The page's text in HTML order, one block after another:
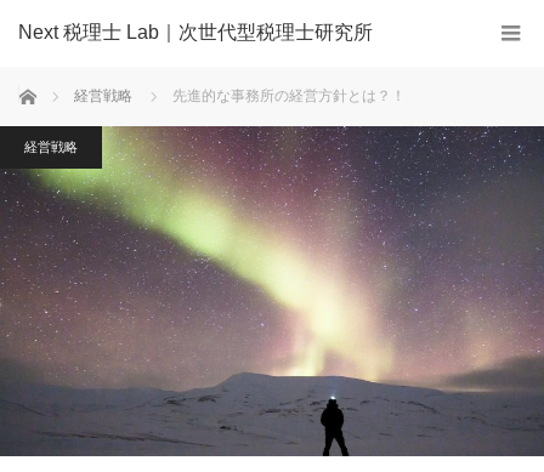
Next 税理士 Lab｜次世代型税理士研究所
ホーム 経営戦略 先進的な事務所の経営方針とは？！
経営戦略